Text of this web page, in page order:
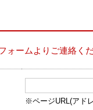
ォームよりご連絡く
※ページURL(アド